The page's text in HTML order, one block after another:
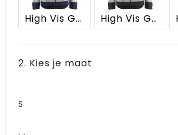
High Vis Geel/Marineblauw High Vis Geel/Zwart
2. Kies je maat
S